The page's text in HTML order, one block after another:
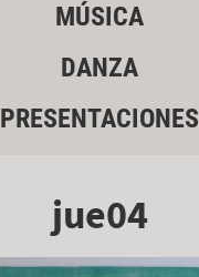
MÚSICA
DANZA
PRESENTACIONES
jue04